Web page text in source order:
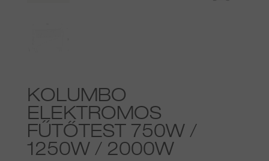
KOLUMBO
ELEKTROMOS
FŰTŐTEST 750W /
1250W / 2000W